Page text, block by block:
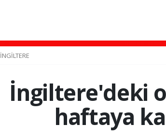
İNGİLTERE
İngiltere'deki
haftaya